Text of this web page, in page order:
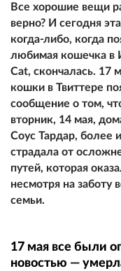
Все хорошие вещи
верно? И сегодня
когда-либо, когда
любимая кошечка в
Cat, скончалась. 17
кошки в Твиттере
сообщение о том,
вторник, 14 мая,
Соус Тардар, более
страдала от
путей, которая
несмотря на заботу
семьи.
17 мая все были
новостью —